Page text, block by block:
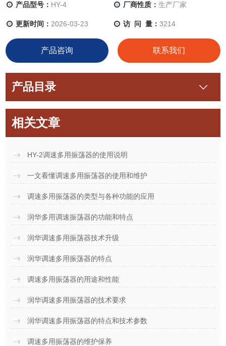
具），可配多种试瓶，满足不同客户需要。是生化、生物工程、
备。
产品型号： HY-4 厂商性质： 生产厂家
更新时间： 2026-03-23 访 问 量： 3214
产品咨询 联系我们
产品目录
相关文章
HY-2调速多用振荡器的使用说明
一文看懂调速多用振荡器的使用和维护
调速多用振荡器的类型与各种功能的应用
润华多用调速振荡器的功能和特点
润华调速多用振荡器技术升级
润华调速多用振荡器的特点
调速多用振荡器的用途和性能
润华调速多用振荡器的技术要求
润华调速多用振荡器的特点和技术参数
调速多用振荡器的维护保养